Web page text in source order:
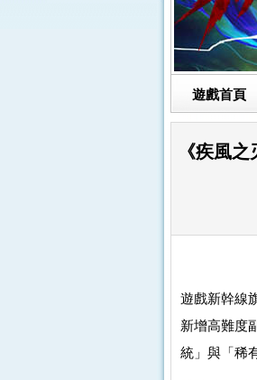
遊戲首頁
《疾風
遊戲新幹線
新增高難度
統」與「稀